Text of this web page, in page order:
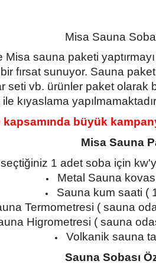
Misa Sauna
sauna paketi
fırsat sunuyor. Sauna
seti vb. ürünler paket
kıyaslama
büyük
Misa Sauna
1 adet soba için
Metal Sauna
Sauna kum saati (
Termometresi ( sauna
Higrometresi ( sauna
Volkanik sauna
Sauna Sobası